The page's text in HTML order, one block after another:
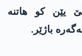
یێن کو هاتنە
باژێر.